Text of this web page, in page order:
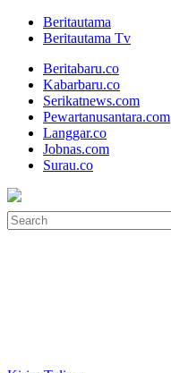
Beritautama
Beritautama Tv
Beritabaru.co
Kabarbaru.co
Serikatnews.com
Pewartanusantara.com
Langgar.co
Jobnas.com
Surau.co